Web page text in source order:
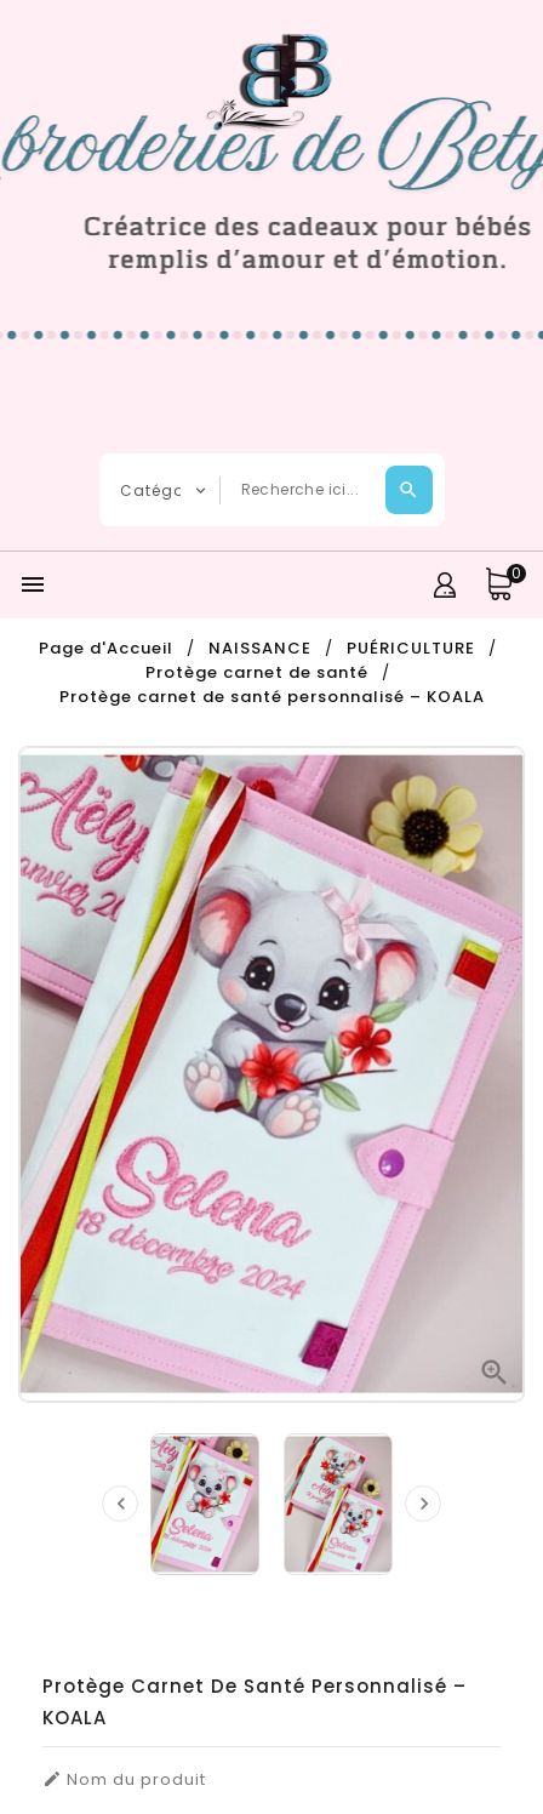
 0
Page d'Accueil NAISSANCE
PUÉRICULTURE
Protège carnet de santé
Protège carnet de santé personnalisé – KOALA

 
Protège Carnet De Santé Personnalisé –
KOALA
 Nom du produit